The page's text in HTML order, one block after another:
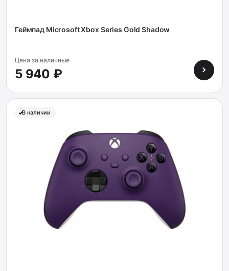
Геймпад Microsoft Xbox Series Gold Shadow
Цена за наличные
5 940 ₽
В наличии